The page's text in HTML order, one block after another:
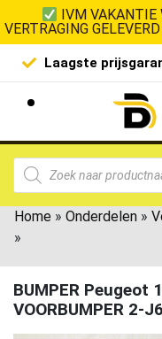
IVM
VERTRAGING
Laagste
Home » Onderdelen »
»
BUMPER Peugeot
VOORBUMPER 2-